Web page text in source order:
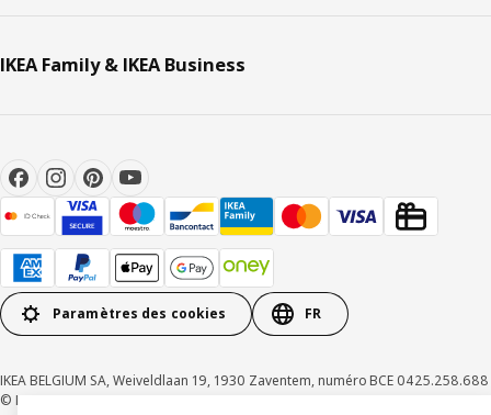
IKEA Family & IKEA Business
Paramètres des cookies FR
IKEA BELGIUM SA, Weiveldlaan 19, 1930 Zaventem, numéro BCE 0425.258.688
© Inter IKEA Systems B.V. 1999-2026